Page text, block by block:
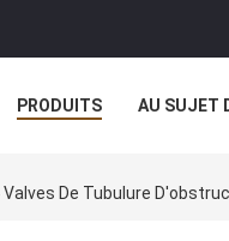
PRODUITS AU SUJET
Valves De Tubulure